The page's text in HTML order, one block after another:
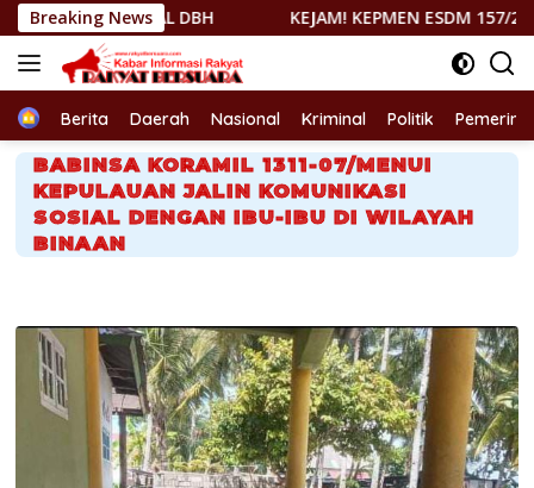
Langsung
ke
konten
Breaking News
DBH KEJAM! KEPMEN ESDM 157/2026 DITUDING
HomeBerita Daerah Nasional Kriminal Politik
BABINSA KORAMIL 1311-07/MENUI
KEPULAUAN JALIN KOMUNIKASI
SOSIAL DENGAN IBU-IBU DI WILAYAH
BINAAN